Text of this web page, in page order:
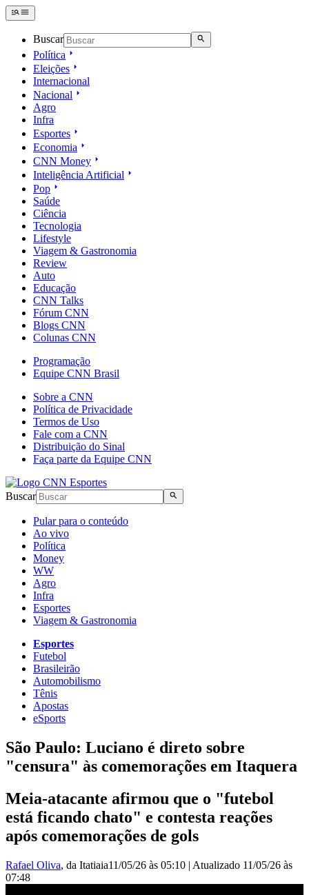
Buscar
Política
Eleições
Internacional
Nacional
Agro
Infra
Esportes
Economia
CNN Money
Inteligência Artificial
Pop
Saúde
Ciência
Tecnologia
Lifestyle
Viagem & Gastronomia
Review
Auto
Educação
CNN Talks
Fórum CNN
Blogs CNN
Colunas CNN
Programação
Equipe CNN Brasil
Sobre a CNN
Política de Privacidade
Termos de Uso
Fale com a CNN
Distribuição do Sinal
Faça parte da Equipe CNN
Buscar
Pular para o conteúdo
Ao vivo
Política
Money
WW
Agro
Infra
Esportes
Viagem & Gastronomia
Esportes
Futebol
Brasileirão
Automobilismo
Tênis
Apostas
eSports
São Paulo: Luciano é direto sobre
"censura" às comemorações em Itaquera
Meia-atacante afirmou que o "futebol
está ficando chato" e contesta reações
após comemorações de gols
Rafael Oliva, da Itatiaia11/05/26 às 05:10 | Atualizado 11/05/26 às
07:48